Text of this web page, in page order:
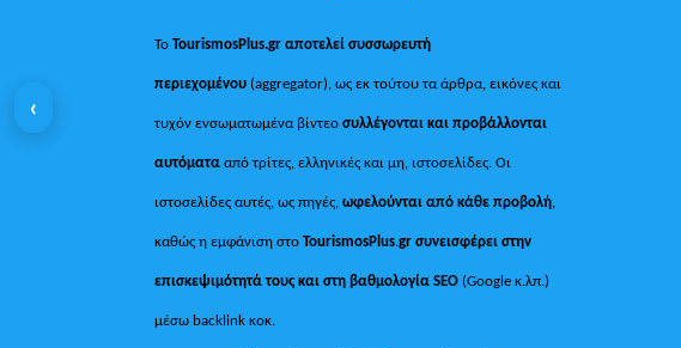
ΤοTourismosPlus.gr αποτελεί συσσωρευτή
περιεχομένου (aggregator), ως εκ τούτου τα άρθρα, εικόνες και
τυχόν ενσωματωμένα βίντεοσυλλέγονται και προβάλλονται
αυτόματααπό τρίτες, ελληνικές και μη, ιστοσελίδες. Οι
ιστοσελίδες αυτές, ως πηγές,ωφελούνται από κάθε προβολή
καθώς η εμφάνιση στοTourismosPlus.gr συνεισφέρει στην
επισκεψιμότητά τους και στη βαθμολογία SEO (Google κ.λπ.)
μέσω backlink κοκ.
‹